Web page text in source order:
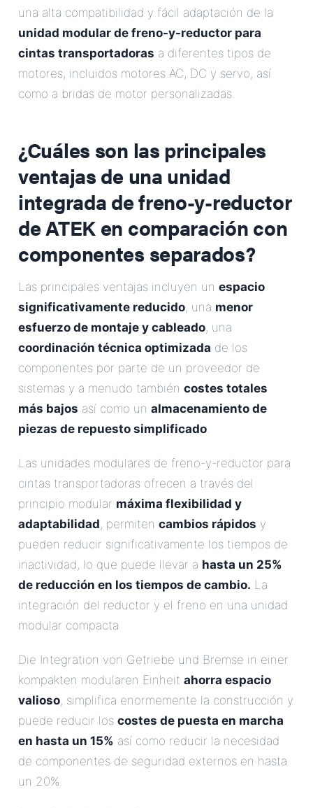
una alta compatibilidad y fácil adaptación de la
unidad modular de freno-y-reductor para
cintas transportadoras a diferentes tipos de
motores, incluidos motores AC, DC y servo, así
como a bridas de motor personalizadas.
¿Cuáles son las principales
ventajas de una unidad
integrada de freno-y-reductor
de ATEK en comparación con
componentes separados?
Las principales ventajas incluyen un espacio
significativamente reducido, una menor
esfuerzo de montaje y cableado, una
coordinación técnica optimizada de los
componentes por parte de un proveedor de
sistemas y a menudo también costes totales
más bajos así como un almacenamiento de
piezas de repuesto simplificado.
Las unidades modulares de freno-y-reductor para
cintas transportadoras ofrecen a través del
principio modular máxima flexibilidad y
adaptabilidad, permiten cambios rápidos y
pueden reducir significativamente los tiempos de
inactividad, lo que puede llevar a hasta un 25%
de reducción en los tiempos de cambio. La
integración del reductor y el freno en una unidad
modular compacta
Die Integration von Getriebe und Bremse in einer
kompakten modularen Einheit ahorra espacio
valioso, simplifica enormemente la construcción y
puede reducir los costes de puesta en marcha
en hasta un 15% así como reducir la necesidad
de componentes de seguridad externos en hasta
un 20%.